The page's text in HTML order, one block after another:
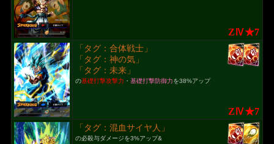
ZⅣ★7
「タグ：合体戦士」
「タグ：神の気」
「タグ：未来」
の基礎打撃攻撃力 ・ 基礎打撃防御力を38%アップ
ZⅣ★7
「タグ：混血サイヤ人」
の必殺与ダメージを3%アップ&